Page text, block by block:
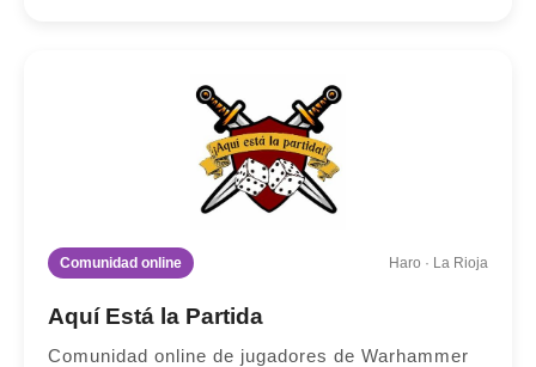
Comunidad online Haro · La Rioja
Aquí Está la Partida
Comunidad online de jugadores de Warhammer